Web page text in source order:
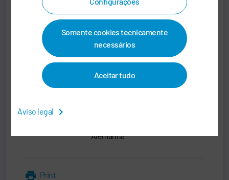
Somente cookies tecnicamente
necessários
Aceitar tudo
Aviso legal
Senior Vice President
SALES
+49 7142 78-0
sales@durr.com
Alemanha
Print